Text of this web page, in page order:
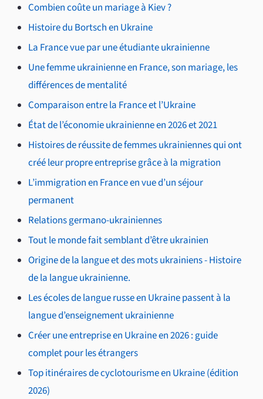
Combien coûte un mariage à Kiev ?
Histoire du Bortsch en Ukraine
La France vue par une étudiante ukrainienne
Une femme ukrainienne en France, son mariage, les
différences de mentalité
Comparaison entre la France et l’Ukraine
État de l’économie ukrainienne en 2026 et 2021
Histoires de réussite de femmes ukrainiennes qui ont
créé leur propre entreprise grâce à la migration
L’immigration en France en vue d’un séjour
permanent
Relations germano-ukrainiennes
Tout le monde fait semblant d’être ukrainien
Origine de la langue et des mots ukrainiens - Histoire
de la langue ukrainienne.
Les écoles de langue russe en Ukraine passent à la
langue d’enseignement ukrainienne
Créer une entreprise en Ukraine en 2026 : guide
complet pour les étrangers
Top itinéraires de cyclotourisme en Ukraine (édition
2026)